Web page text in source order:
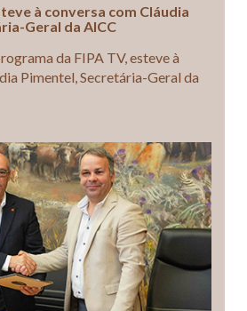
à conversa com Cláudia
Geral da AICC
da FIPA TV, esteve à
Pimentel, Secretária-Geral da